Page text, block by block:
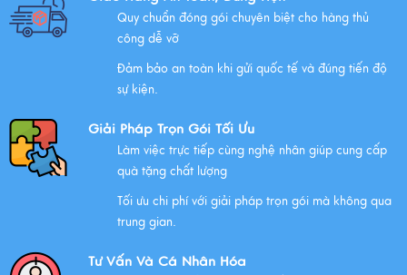
Những Lưu Ý Khi Tặng Quà Tân Gia Nhà Mới
công ty chính thức gia nhập Hawee
Xem thêm
Chính Sách Quyền Riêng Tư Tại Mỹ Nghệ Việt
Quy chuẩn đóng gói chuyên biệt cho hàng thủ
công dễ vỡ
Đảm bảo an toàn khi gửi quốc tế và đúng tiến độ
sự kiện.
Giải Pháp Trọn Gói Tối Ưu
Làm việc trực tiếp cùng nghệ nhân giúp cung cấp
quà tặng chất lượng
Tối ưu chi phí với giải pháp trọn gói mà không qua
trung gian.
Tư Vấn Và Cá Nhân Hóa